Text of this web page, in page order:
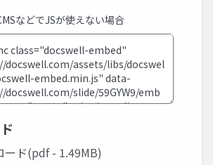
などでJSが使えない場合
ード(pdf - 1.49MB)